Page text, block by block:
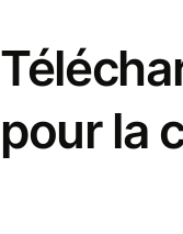
pour la